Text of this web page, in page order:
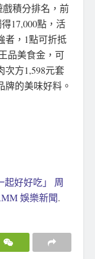
戲積分排名，前
17,000點，活
者，1點可折抵
品美食金，可
次方1,598元套
牌的美味好料。
起好好吃」 周
娛樂新聞.